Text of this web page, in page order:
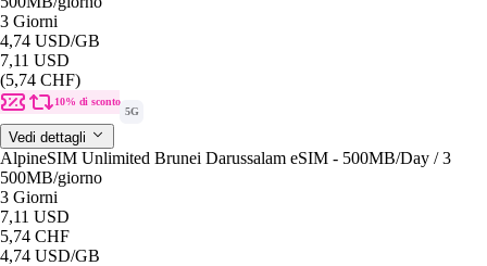
3 Giorni
4,74 USD/GB
7,11 USD
(5,74 CHF)
10% di sconto
5G
Vedi dettagli
AlpineSIM Unlimited Brunei Darussalam eSIM - 500MB/Day / 3
500MB/giorno
3 Giorni
7,11 USD
5,74 CHF
4,74 USD/GB